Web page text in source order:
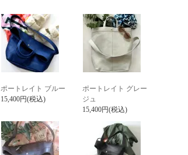
ポートレイト ブルー
15,400円(税込)
ポートレイト グレー
ジュ
15,400円(税込)